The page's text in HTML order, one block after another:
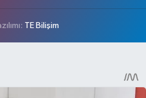
TE Bilişim